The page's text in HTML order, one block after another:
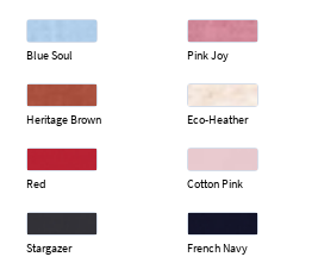
Blue Soul Pink Joy
Heritage Brown Eco-Heather
Red Cotton Pink
Stargazer French Navy